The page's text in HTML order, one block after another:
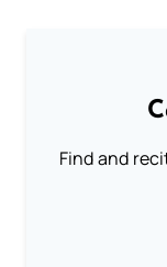
Find and